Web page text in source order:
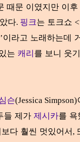
때문 이였지만 이후
다. 핑크는 토크쇼 <
이라고 노래하는데
는 캐리를 보니 웃
슨(Jessica Simpson)
들 제가 제시카를 욕
보다 훨씬 멋있어서,